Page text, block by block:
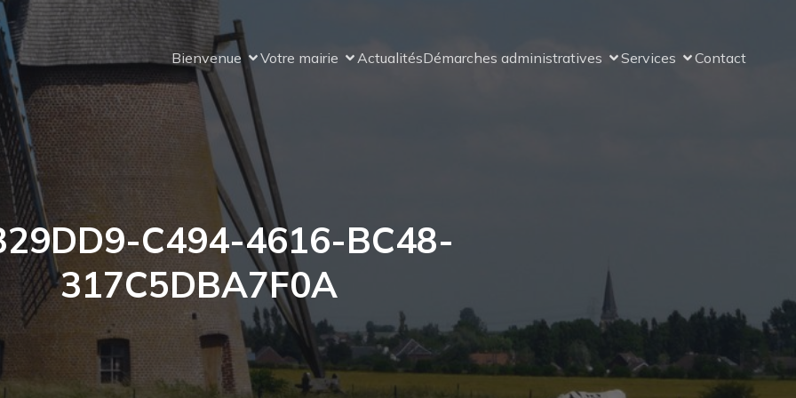
Bienvenue Votre mairie ActualitésDémarches administratives Services Contact
C494-4616-BC48-
317C5DBA7F0A